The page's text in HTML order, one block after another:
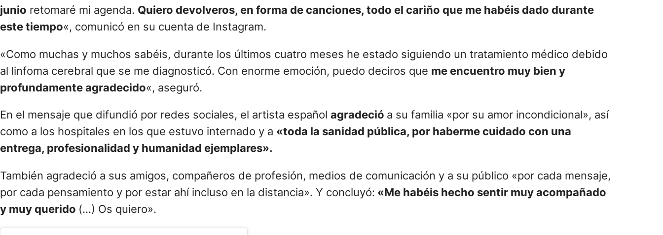
junio retomaré mi agenda. Quiero devolveros, en forma de canciones, todo el cariño que me habéis dado durante
este tiempo«, comunicó en su cuenta de Instagram.
«Como muchas y muchos sabéis, durante los últimos cuatro meses he estado siguiendo un tratamiento médico debido
al linfoma cerebral que se me diagnosticó. Con enorme emoción, puedo deciros que me encuentro muy bien y
profundamente agradecido«, aseguró.
En el mensaje que difundió por redes sociales, el artista español agradeció a su familia «por su amor incondicional», así
como a los hospitales en los que estuvo internado y a «toda la sanidad pública, por haberme cuidado con una
entrega, profesionalidad y humanidad ejemplares».
También agradeció a sus amigos, compañeros de profesión, medios de comunicación y a su público «por cada mensaje,
por cada pensamiento y por estar ahí incluso en la distancia». Y concluyó: «Me habéis hecho sentir muy acompañado
y muy querido (…) Os quiero».